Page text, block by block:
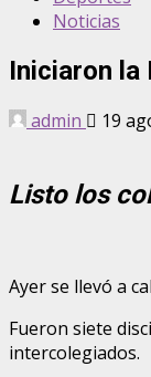
Noticias
Iniciaron la
admin 19
Listo los
Ayer se llevó a
Fueron siete
intercolegiados.